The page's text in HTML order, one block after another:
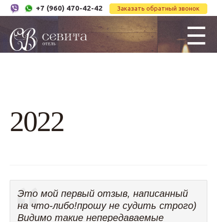
Заказать обратный звонок
+7 (960) 470-42-42
☰
2022
Это мой первый отзыв, написанный
на что-либо!прошу не судить строго)
Видимо такие непередаваемые